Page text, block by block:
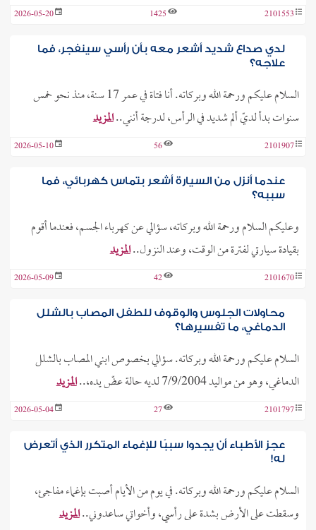
2101553
1425
2026-05-20
لدي صداع شديد أشعر معه بأن رأسي سينفجر، فما
علاجه؟
السلام عليكم ورحمة الله وبركاته. أنا فتاة في عمر 17 سنة، منذ نحو خمس
سنوات بدأ لديّ ألم شديد في الرأس، لدرجة أنني..المزيد
2101907
56
2026-05-10
عندما أنزل من السيارة أشعر بتماس كهربائي، فما
سببه؟
وعليكم السلام ورحمة الله وبركاته، سؤالي عن كهرباء الجسم، فعندما أقوم
بقيادة سيارتي لفترة من الوقت، وعند النزول..المزيد
2101670
42
2026-05-09
محاولات الجلوس والوقوف للطفل المصاب بالشلل
الدماغي، ما تفسيرها؟
السلام عليكم ورحمة الله وبركاته. سؤالي بخصوص ابني المصاب بالشلل
الدماغي، وهو من مواليد 7/9/2004 لديه حالة عضّ يده،..
المزيد
2101797
27
2026-05-04
عجز الأطباء أن يجدوا سببًا للإغماء المتكرر الذي أتعرض
له!
السلام عليكم ورحمة الله وبركاته. في يوم من الأيام أصبت بإغماء مفاجئ،
وسقطت على الأرض بشدة على رأسي، وأخواتي ساعدوني..المزيد